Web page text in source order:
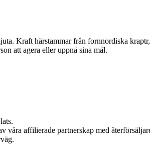
Kraft härstammar från fornnordiska
att agera eller uppnå sina mål.
affilierade partnerskap med